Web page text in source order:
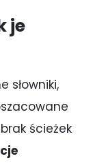
je
słowniki,
ścieżek